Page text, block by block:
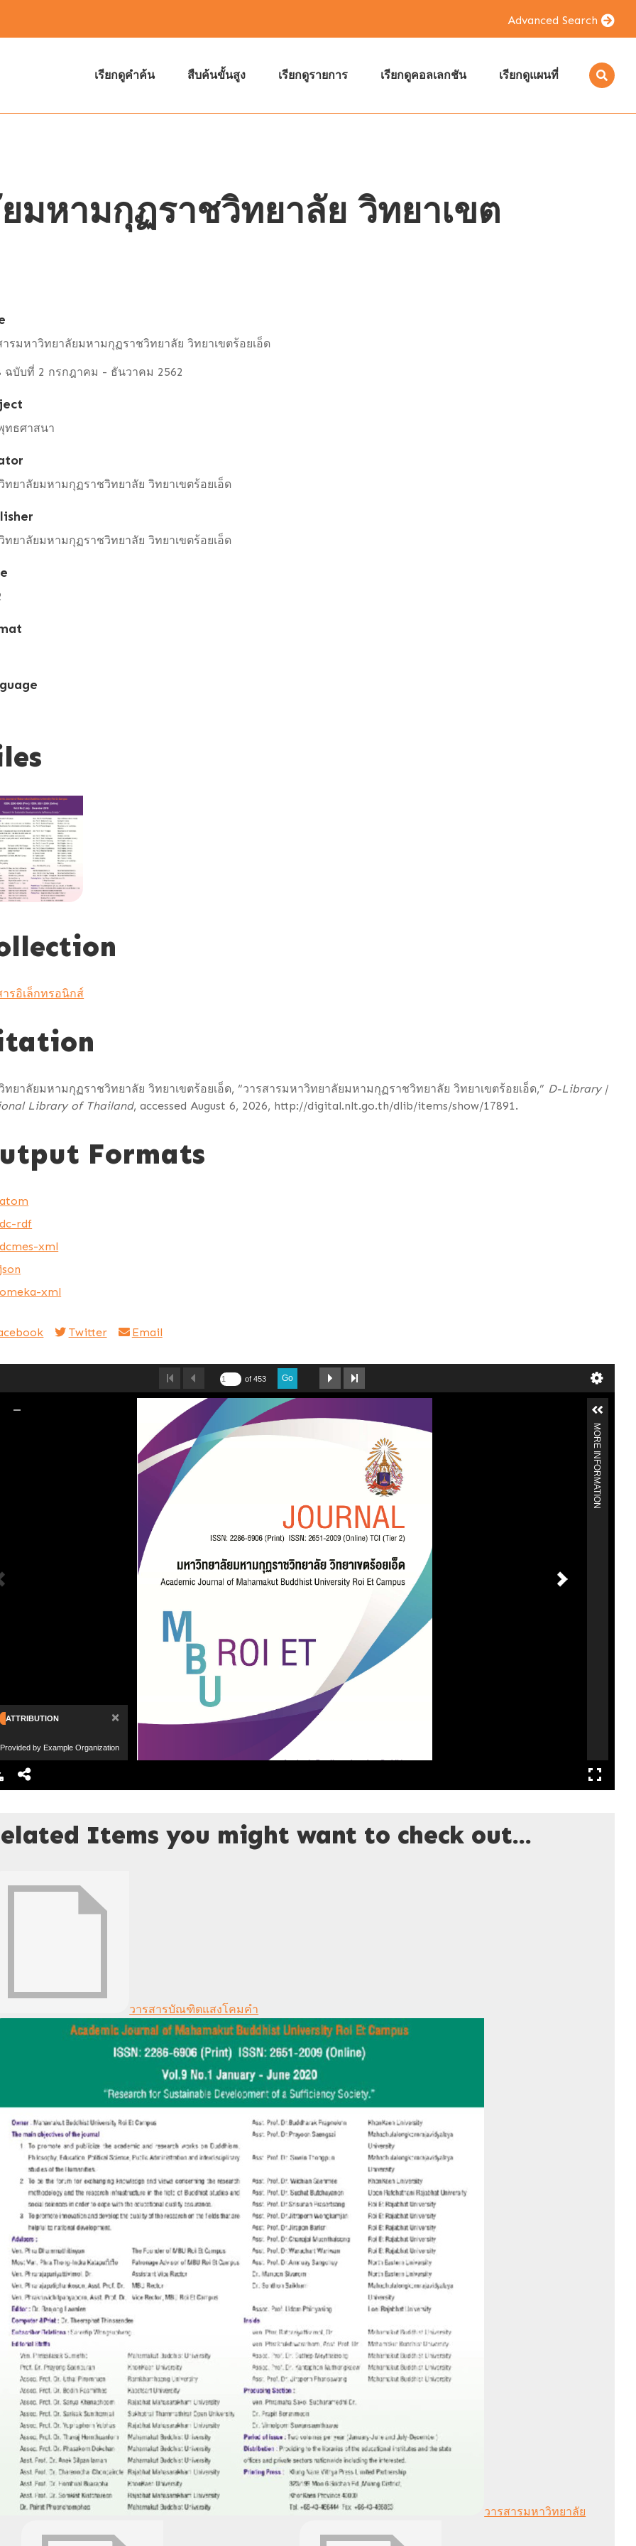
Advanced Search
เรียกดูคำค้น สืบค้นขั้นสูง เรียกดูรายการ เรียกดูคอลเลกชัน เรียกดูแผนที่
มหามกุฏราชวิทยาลัย วิทยาเขต
ารมหาวิทยาลัยมหามกุฏราชวิทยาลัย วิทยาเขตร้อยเอ็ด
ฉบับที่ 2 กรกฎาคม - ธันวาคม 2562
ทธศาสนา
ทยาลัยมหามกุฏราชวิทยาลัย วิทยาเขตร้อยเอ็ด
ทยาลัยมหามกุฏราชวิทยาลัย วิทยาเขตร้อยเอ็ด
ารอิเล็กทรอนิกส์
ทยาลัยมหามกุฏราชวิทยาลัย วิทยาเขตร้อยเอ็ด, “วารสารมหาวิทยาลัยมหามกุฏราชวิทยาลัย วิทยาเขตร้อยเอ็ด,” D-Library |
Library of Thailand, accessed August 6, 2026, http://digital.nlt.go.th/dlib/items/show/17891.
Formats
atom
dc-rdf
dcmes-xml
json
omeka-xml
Twitter Email
of 453 Go
ATTRIBUTION ×
Provided by Example Organization
MORE INFORMATION
Items you might want to check out...
วารสารบัณฑิตแสงโคมคำ
วารสารมหาวิทยาลัย